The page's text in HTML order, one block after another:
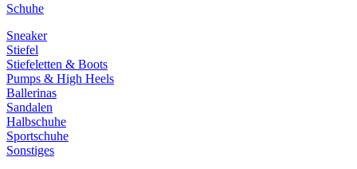
Schuhe
Sneaker
Stiefel
Stiefeletten & Boots
Pumps & High Heels
Ballerinas
Sandalen
Halbschuhe
Sportschuhe
Sonstiges